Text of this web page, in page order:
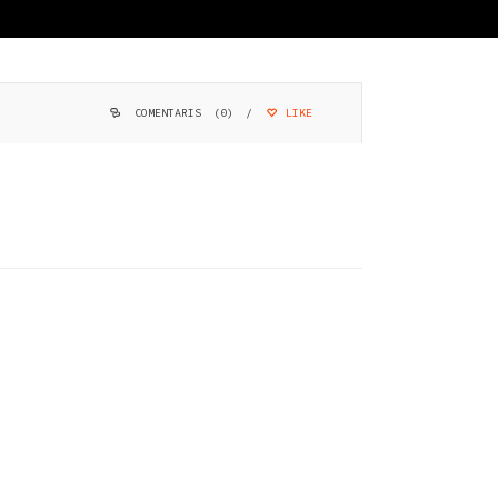
LIKE
COMENTARIS (0) /